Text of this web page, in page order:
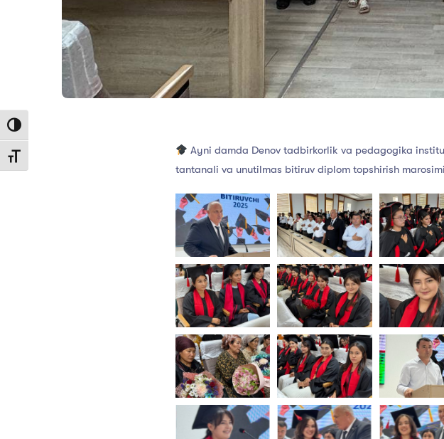
Toggle High Contrast
Toggle Font size
Ayni damda Denov tadbirkorlik va pedagogika
tantanali va unutilmas bitiruv diplom topshirish marosimi